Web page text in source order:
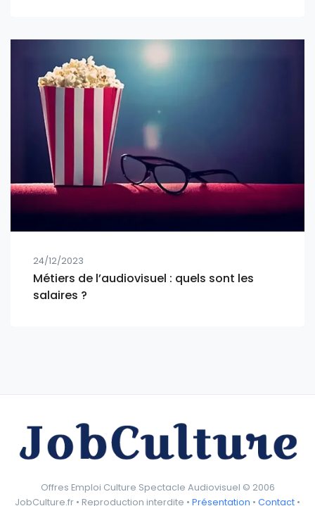
24/12/2023
Métiers de l’audiovisuel : quels sont les
salaires ?
Offres Emploi Culture Spectacle Audiovisuel © 2006
JobCulture.fr • Reproduction interdite • Présentation • Contact •